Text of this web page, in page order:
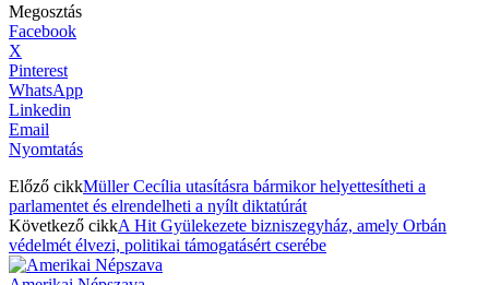
Megosztás
Facebook
X
Pinterest
WhatsApp
Linkedin
Email
Nyomtatás
Előző cikkMüller Cecília utasításra bármikor helyettesítheti a
parlamentet és elrendelheti a nyílt diktatúrát
Következő cikkA Hit Gyülekezete bizniszegyház, amely Orbán
védelmét élvezi, politikai támogatásért cserébe